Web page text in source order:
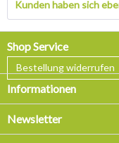
Kunden haben sich
Shop Service
Bestellung widerrufen
Informationen
Newsletter